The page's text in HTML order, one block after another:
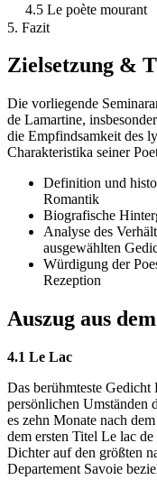
4.5 Le poète mourant
5. Fazit
Zielsetzung &
Die vorliegende
de Lamartine,
die Empfindsamkeit des
Charakteristika seiner
Definition und
Romantik
Biografische
Analyse des
ausgewählten
Würdigung der
Rezeption
Auszug aus
4.1 Le Lac
Das berühmteste
persönlichen Umständen
es zehn Monate nach
dem ersten Titel Le lac
Dichter auf den größten
Departement Savoie